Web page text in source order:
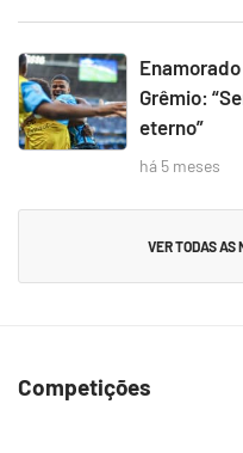
Grêmio:
eterno”
há 5 meses
VER TODAS AS
Competições